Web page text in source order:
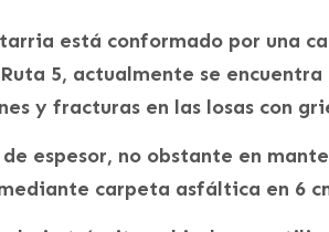
está conformado por una
5, actualmente se
y fracturas en las losas con
espesor, no obstante en
carpeta asfáltica en 6